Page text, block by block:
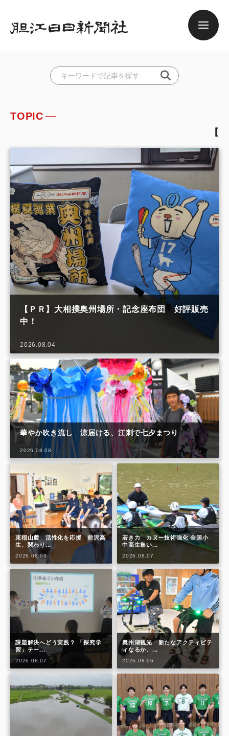
TOPIC
【ＰＲ】大相撲
【ＰＲ】大相撲奥州場所・記念座布団 好評販売
中！
2026.08.04
華やか吹き流し 涼届ける、江刺で七夕まつり
2026.08.08
束稲山麓 活性化を応援 前沢高
生、関わり...
2026.08.08
若き力 カヌー技術強化 全国小
中高生集い...
2026.08.07
課題解決へどう実践？ 「探究学
習」テー...
2026.08.07
奥州湖観光 新たなアクティビテ
ィなるか、...
2026.08.06